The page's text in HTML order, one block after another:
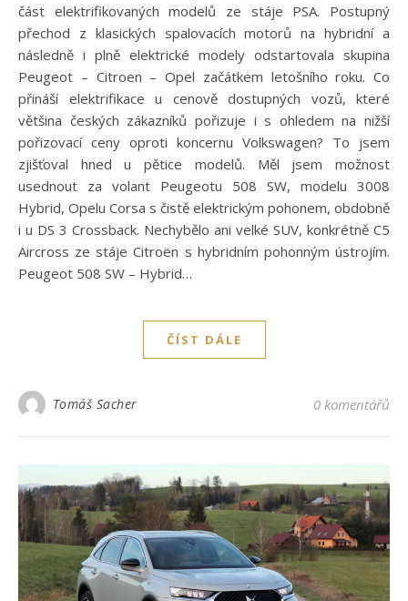
část elektrifikovaných modelů ze stáje PSA. Postupný
přechod z klasických spalovacích motorů na hybridní a
následně i plně elektrické modely odstartovala skupina
Peugeot – Citroen – Opel začátkem letošního roku. Co
přináší elektrifikace u cenově dostupných vozů, které
většina českých zákazníků pořizuje i s ohledem na nižší
pořizovací ceny oproti koncernu Volkswagen? To jsem
zjišťoval hned u pětice modelů. Měl jsem možnost
usednout za volant Peugeotu 508 SW, modelu 3008
Hybrid, Opelu Corsa s čistě elektrickým pohonem, obdobně
i u DS 3 Crossback. Nechybělo ani velké SUV, konkrétně C5
Aircross ze stáje Citroën s hybridním pohonným ústrojím.
Peugeot 508 SW – Hybrid…
ČÍST DÁLE
Tomáš Sacher 0 komentářů